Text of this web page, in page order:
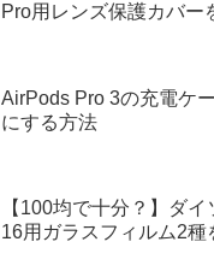
Pro用レンズ保護カバー
AirPods Pro 3の充電ケ
にする方法
【100均で十分？】ダ
16用ガラスフィルム2種